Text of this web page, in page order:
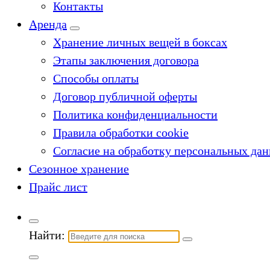
Контакты
Аренда
Хранение личных вещей в боксах
Этапы заключения договора
Способы оплаты
Договор публичной оферты
Политика конфиденциальности
Правила обработки cookie
Согласие на обработку персональных
Сезонное хранение
Прайс лист
Найти: